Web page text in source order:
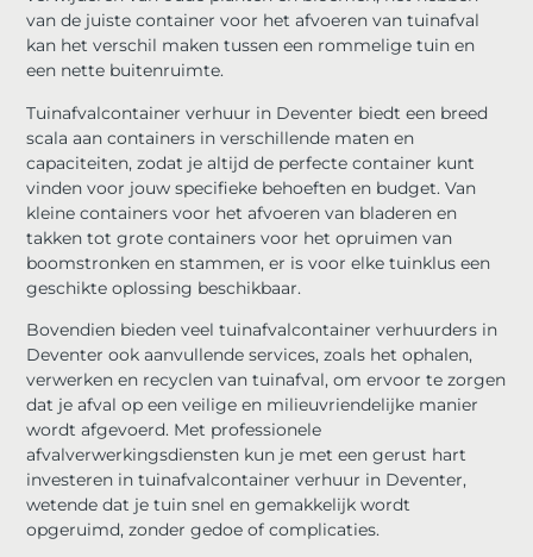
van de juiste container voor het afvoeren van tuinafval
kan het verschil maken tussen een rommelige tuin en
een nette buitenruimte.
Tuinafvalcontainer verhuur in Deventer biedt een breed
scala aan containers in verschillende maten en
capaciteiten, zodat je altijd de perfecte container kunt
vinden voor jouw specifieke behoeften en budget. Van
kleine containers voor het afvoeren van bladeren en
takken tot grote containers voor het opruimen van
boomstronken en stammen, er is voor elke tuinklus een
geschikte oplossing beschikbaar.
Bovendien bieden veel tuinafvalcontainer verhuurders in
Deventer ook aanvullende services, zoals het ophalen,
verwerken en recyclen van tuinafval, om ervoor te zorgen
dat je afval op een veilige en milieuvriendelijke manier
wordt afgevoerd. Met professionele
afvalverwerkingsdiensten kun je met een gerust hart
investeren in tuinafvalcontainer verhuur in Deventer,
wetende dat je tuin snel en gemakkelijk wordt
opgeruimd, zonder gedoe of complicaties.